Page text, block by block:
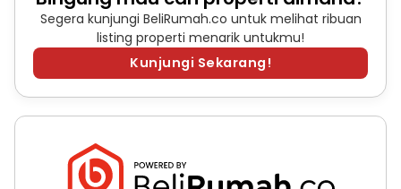
Segera kunjungi BeliRumah.co untuk melihat ribuan
listing properti menarik untukmu!
Kunjungi Sekarang!